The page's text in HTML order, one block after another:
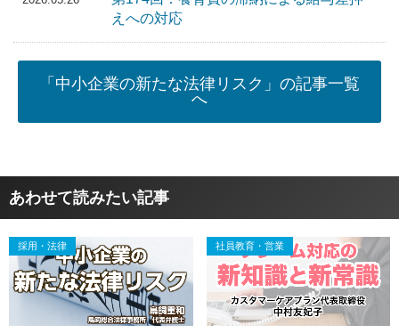
えへの対応
「中小企業の新たな法律リスク」の記事一覧
へ
あわせて読みたい記事
採用・法律 社員教育・営業